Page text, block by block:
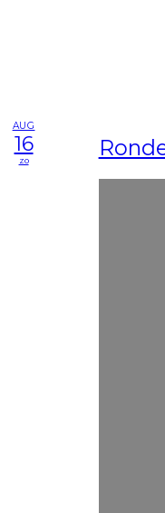
AUG
16
zo